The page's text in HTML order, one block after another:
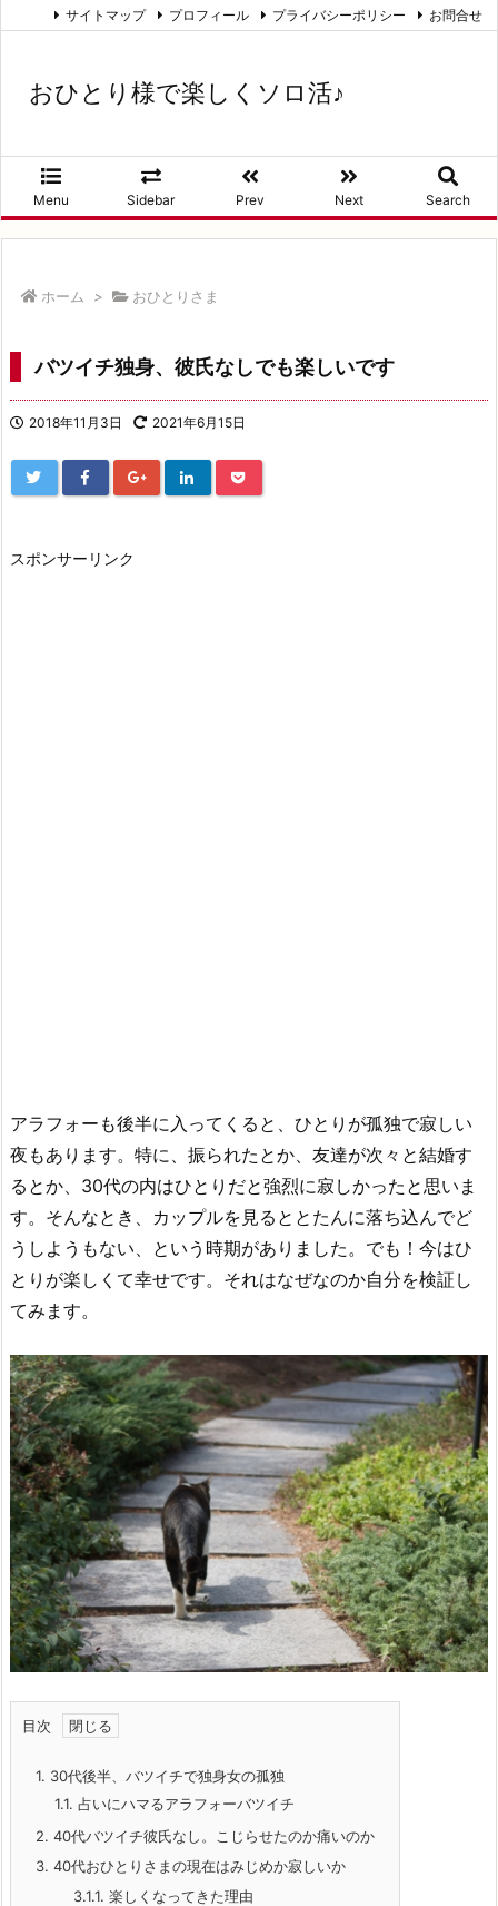
おひとり様で楽しくソロ活♪
Menu Sidebar Prev Next Search
サイトマップ プロフィール プライバシーポリシー お問合せ
ホーム > おひとりさま
バツイチ独身、彼氏なしでも楽しいです
2018年11月3日 2021年6月15日
スポンサーリンク
アラフォーも後半に入ってくると、ひとりが孤独で寂しい
夜もあります。特に、振られたとか、友達が次々と結婚す
るとか、30代の内はひとりだと強烈に寂しかったと思いま
す。そんなとき、カップルを見るととたんに落ち込んでど
うしようもない、という時期がありました。でも！今はひ
とりが楽しくて幸せです。それはなぜなのか自分を検証し
てみます。
目次
1. 30代後半、バツイチで独身女の孤独
1.1. 占いにハマるアラフォーバツイチ
2. 40代バツイチ彼氏なし。こじらせたのか痛いのか
3. 40代おひとりさまの現在はみじめか寂しいか
3.1.1. 楽しくなってきた理由